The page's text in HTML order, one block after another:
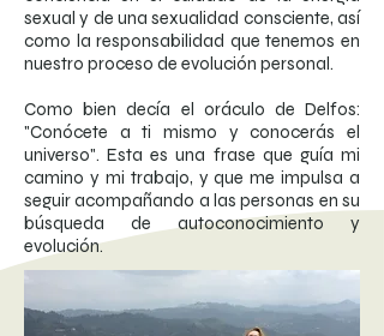
sexual y de una sexualidad consciente, así
como la responsabilidad que tenemos en
nuestro proceso de evolución personal.
Como bien decía el oráculo de Delfos:
"Conócete a ti mismo y conocerás el
universo". Esta es una frase que guía mi
camino y mi trabajo, y que me impulsa a
seguir acompañando a las personas en su
búsqueda de autoconocimiento y
evolución.